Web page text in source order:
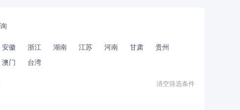
安徽 浙江 湖南 江苏 河南 甘肃
贵州
澳门 台湾
清空筛选条件